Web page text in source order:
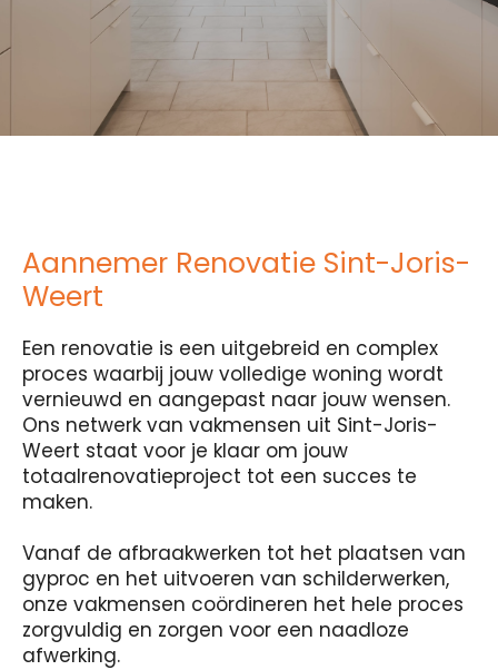
Aannemer Renovatie Sint-Joris-
Weert
Een renovatie is een uitgebreid en complex
proces waarbij jouw volledige woning wordt
vernieuwd en aangepast naar jouw wensen.
Ons netwerk van vakmensen uit Sint-Joris-
Weert staat voor je klaar om jouw
totaalrenovatieproject tot een succes te
maken.
Vanaf de afbraakwerken tot het plaatsen van
gyproc en het uitvoeren van schilderwerken,
onze vakmensen coördineren het hele proces
zorgvuldig en zorgen voor een naadloze
afwerking.